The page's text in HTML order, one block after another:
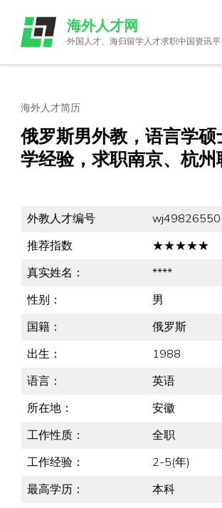
content
(Press
海外人才网
外国人才、海归留学人才求职中国资讯平
海外人才简历
俄罗斯男外教，语言学
学经验，求职南京、杭州
外教人才编号
wj49826550
推荐指数
★★★★★
真实姓名：
****
性别：
男
国籍：
俄罗斯
出生：
1988
语言：
英语
所在地：
安徽
工作性质：
全职
工作经验：
2-5(年)
最高学历：
本科